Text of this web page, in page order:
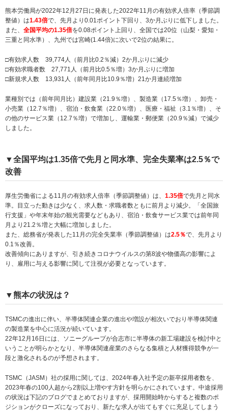
熊本労働局が2022年12月27日に発表した2022年11月の有効求人倍率（季節調
整値）は1.43倍で、先月より0.01ポイント下回り、3か月ぶりに低下しました。
また、 全国平均の1.35倍を0.08ポイント上回り、全国では20位（山梨・愛知・
三重と同水準）、九州では宮崎(1.44倍)に次いで2位の結果に。
□有効求人数 39,774人（前月比0.2％減）2か月ぶりに減少
□有効求職者数 27,771人（前月比0.5％増）3か月ぶりに増加
□新規求人数 13,931人（前年同月比10.9％増）21か月連続増加
業種別では（前年同月比）建設業（21.9％増）、製造業（17.5％増）、卸売・
小売業（12.7％増）、宿泊・飲食業（22.0％増）、医療・福祉（3.1％増）、そ
の他のサービス業（12.7％増）で増加し、運輸業・郵便業（20.9％減）で減少
しました。
▼全国平均は1.35倍で先月と同水準、完全失業率は2.5％で
改善
厚生労働省による11月の有効求人倍率（季節調整値）は、 1.35倍で先月と同水
準。目立った動きは少なく、求人数・求職者数ともに前月より減少。「全国旅
行支援」や年末年始の観光需要などもあり、宿泊・飲食サービス業では前年同
月より21.2％増と大幅に増加しました。
また、総務省が発表した11月の完全失業率（季節調整値）は2.5％で、先月より
0.1％改善。
改善傾向にありますが、引き続きコロナウイルスの第8波や物価高の影響によ
り、雇用に与える影響に関して注視が必要となっています。
▼熊本の状況は？
TSMCの進出に伴い、半導体関連企業の進出や増設が相次いでおり半導体関連
の製造業を中心に活況が続いています。
22年12月16日には、ソニーグループが合志市に半導体の新工場建設を検討中と
いうことが明らかとなり、半導体関連産業のさらなる集積と人材獲得競争が一
段と激化されるのが予想されます。
TSMC（JASM）社の採用に関しては、2024年春入社予定の新卒採用者数を、
2023年春の100人超から2割以上増やす方針を明らかにされています。中途採用
の状況は下記のブログでまとめておりますが、採用開始時からすると複数のポ
ジションがクローズになっており、新たな求人が出てもすぐに充足してしまう